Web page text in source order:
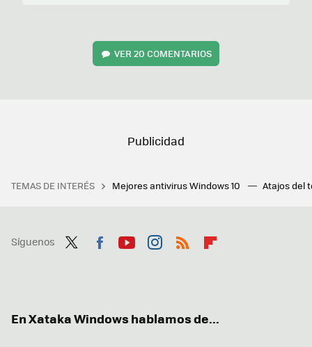
VER20 COMENTARIOS
TEMAS DE INTERÉS Mejores antivirus Windows 10 Atajos del
Síguenos
En Xataka Windows hablamos de...